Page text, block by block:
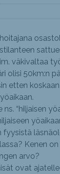
väkivaltaa
olisi 50km:n
etten koskaan
“hiljaisen
fyysistä
Kenen
arvo?
ovat